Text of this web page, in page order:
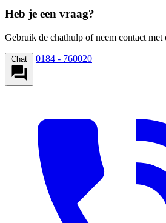
Heb je een vraag?
Gebruik de chathulp of neem contact met
Chat 0184 - 760020